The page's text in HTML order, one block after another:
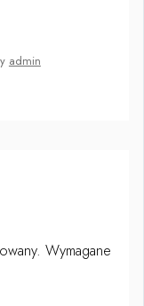
admin
Wymagane